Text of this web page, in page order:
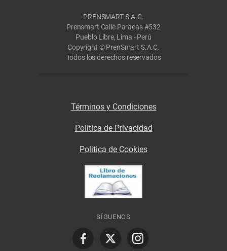
PRENSMART S.A.C.
Prensmart Calle Paracas #532
Pueblo Libre, Lima - Perú
Copyright © PrenSmart S.A.C.
Todos los derechos reservados
Términos y Condiciones
Política de Privacidad
Politica de Cookies
SÍGUENOS